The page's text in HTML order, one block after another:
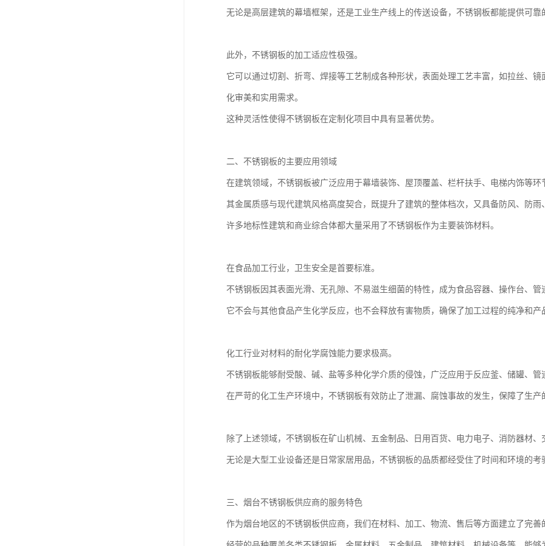
无论是高层建筑的幕墙框架，还是工业生产线上的传送设备，不锈钢板都能提供可靠
此外，不锈钢板的加工适应性极强。
它可以通过切割、折弯、焊接等工艺制成各种形状，表面处理工艺丰富，如拉丝、
化审美和实用需求。
这种灵活性使得不锈钢板在定制化项目中具有显著优势。
二、不锈钢板的主要应用领域
在建筑领域，不锈钢板被广泛应用于幕墙装饰、屋顶覆盖、栏杆扶手、电梯内饰等环
其金属质感与现代建筑风格高度契合，既提升了建筑的整体档次，又具备防风、防雨
许多地标性建筑和商业综合体都大量采用了不锈钢板作为主要装饰材料。
在食品加工行业，卫生安全是首要标准。
不锈钢板因其表面光滑、无孔隙、不易滋生细菌的特性，成为食品容器、操作台、
它不会与其他食品产生化学反应，也不会释放有害物质，确保了加工过程的纯净和产
化工行业对材料的耐化学腐蚀能力要求极高。
不锈钢板能够耐受酸、碱、盐等多种化学介质的侵蚀，广泛应用于反应釜、储罐、
在严苛的化工生产环境中，不锈钢板有效防止了泄漏、腐蚀事故的发生，保障了生
除了上述领域，不锈钢板在矿山机械、五金制品、日用百货、电力电子、消防器材
无论是大型工业设备还是日常家居用品，不锈钢板的品质都经受住了时间和环境的考
三、烟台不锈钢板供应商的服务特色
作为烟台地区的不锈钢板供应商，我们在材料、加工、物流、售后等方面建立了完善